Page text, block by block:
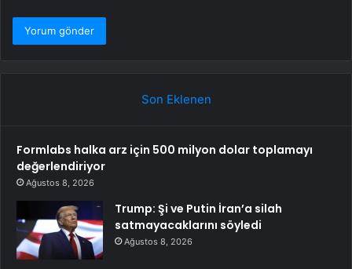
Son Eklenen
Formlabs halka arz için 500 milyon dolar toplamayı
değerlendiriyor
Ağustos 8, 2026
Trump: Şi ve Putin İran’a silah
satmayacaklarını söyledi
Ağustos 8, 2026